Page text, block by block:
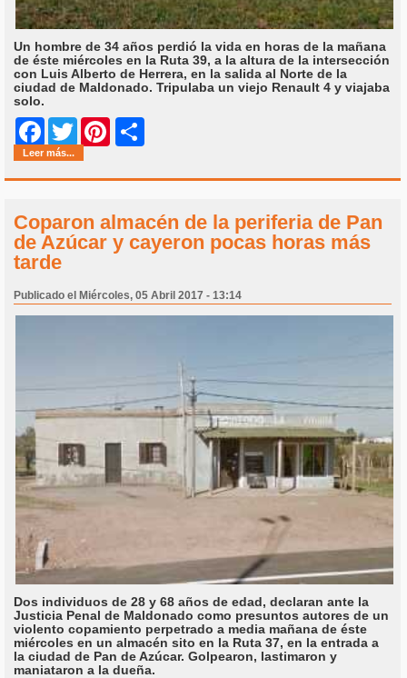
Un hombre de 34 años perdió la vida en horas de la mañana
de éste miércoles en la Ruta 39, a la altura de la intersección
con Luis Alberto de Herrera, en la salida al Norte de la
ciudad de Maldonado. Tripulaba un viejo Renault 4 y viajaba
solo.
Facebook
Twitter Pinterest
Leer más...
Coparon almacén de la periferia de Pan
de Azúcar y cayeron pocas horas más
tarde
Publicado el Miércoles, 05 Abril 2017 - 13:14
Dos individuos de 28 y 68 años de edad, declaran ante la
Justicia Penal de Maldonado como presuntos autores de un
violento copamiento perpetrado a media mañana de éste
miércoles en un almacén sito en la Ruta 37, en la entrada a
la ciudad de Pan de Azúcar. Golpearon, lastimaron y
maniataron a la dueña.